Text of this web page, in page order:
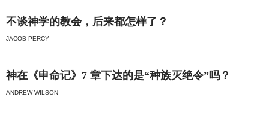
不谈神学的教会，后来都怎样了？
JACOB PERCY
神在《申命记》7 章下达的是“种族灭绝令”吗？
ANDREW WILSON